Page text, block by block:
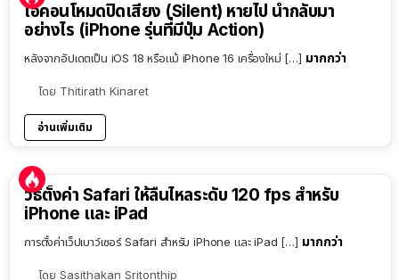
ไอคอนโหมดปิดเสียง (Silent) หายไป นำกลับมา
อย่างไร (iPhone รุ่นที่มีปุ่ม Action)
หลังจากอัปเดตเป็น iOS 18 หรือแม้ iPhone 16 เครื่องใหม่ […] มากกว่า
โดย Thitirath Kinaret
อ่านเพิ่มเติม
วิธีตั้งค่า Safari ให้ลื่นไหลระดับ 120 fps สำหรับ
iPhone และ iPad
การตั้งค่าเว็ปเบาว์เซอร์ Safari สำหรับ iPhone และ iPad […] มากกว่า
โดย Sasithakan Sritonthip